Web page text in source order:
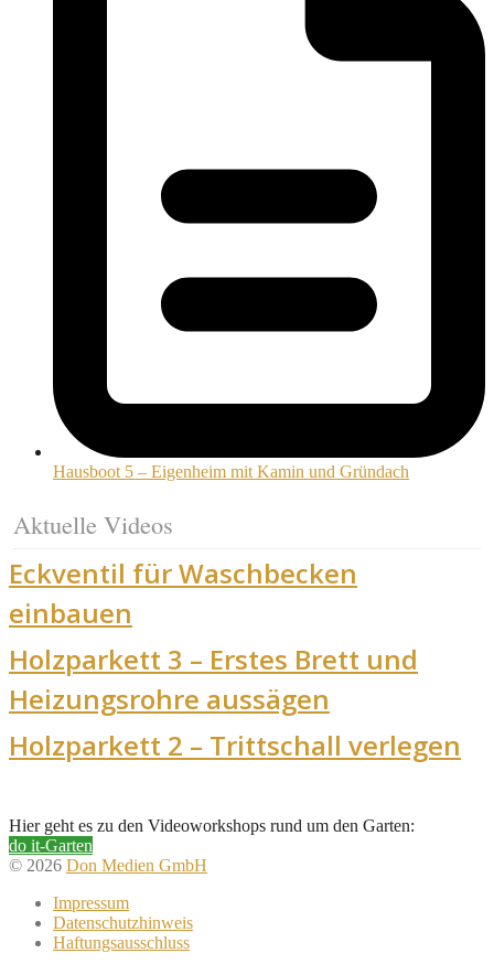
Hausboot 5 – Eigenheim mit Kamin und Gründach
Aktuelle Videos
Eckventil für Waschbecken
einbauen
Holzparkett 3 – Erstes Brett und
Heizungsrohre aussägen
Holzparkett 2 – Trittschall verlegen
Hier geht es zu den Videoworkshops rund um den Garten:
do it-Garten
© 2026 Don Medien GmbH
Impressum
Datenschutzhinweis
Haftungsausschluss